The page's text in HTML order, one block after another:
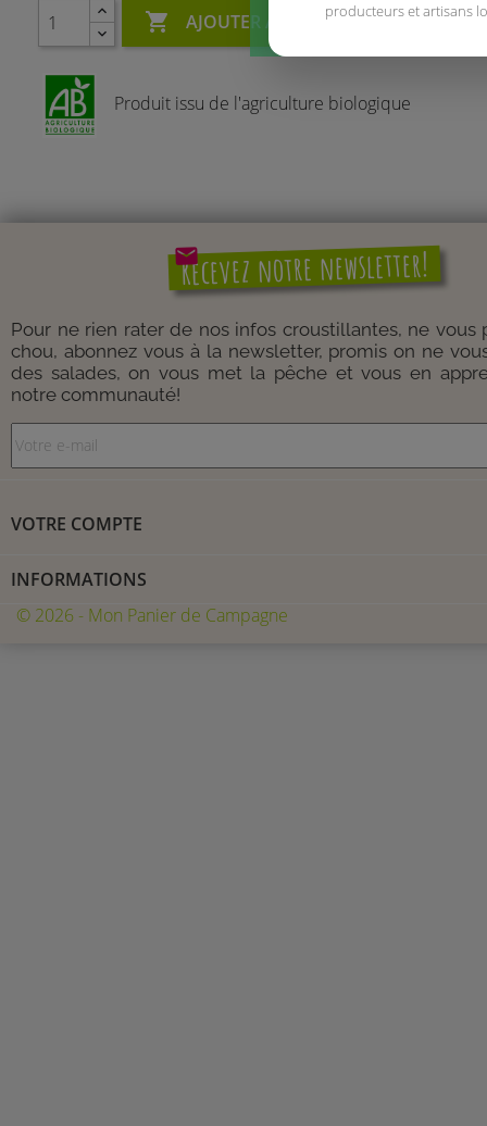
 AJOUTER AU PANIER
Produit issu de l'agriculture biologique
mail
Recevez notre newsletter!
Pour ne rien rater de nos infos croustillantes, ne vous
chou, abonnez vous à la newsletter, promis on ne
des salades, on vous met la pêche et vous en
notre communauté!
VOTRE COMPTE
INFORMATIONS
© 2026 - Mon Panier de Campagne
producteurs et artisans